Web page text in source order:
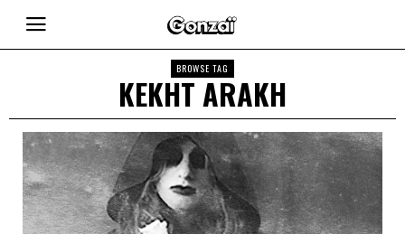
BROWSE TAG
KEKHT ARAKH